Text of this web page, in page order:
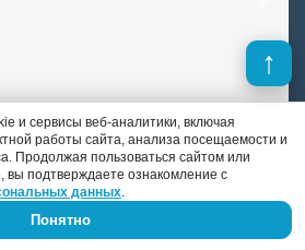
и сервисы веб-аналитики, включая
работы сайта, анализа посещаемости и
Продолжая пользоваться сайтом или
вы подтверждаете ознакомление с
данных.
Понятно